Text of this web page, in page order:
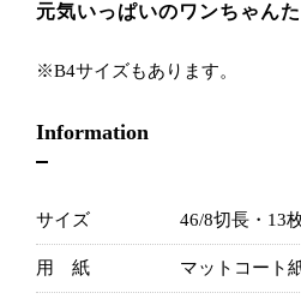
元気いっぱいのワンちゃん
※B4サイズもあります。
Information
サイズ 46/8切長・13
用 紙 マットコート